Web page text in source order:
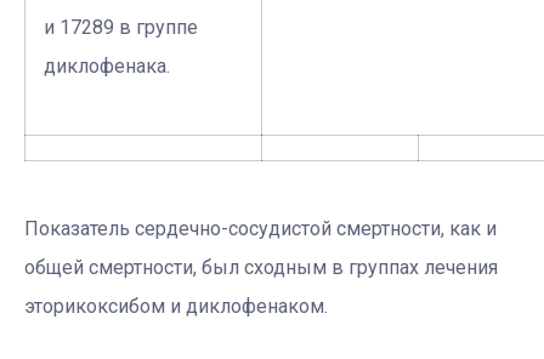
и 17289 в группе
диклофенака.
Показатель сердечно-сосудистой смертности, как и
общей смертности, был сходным в группах лечения
эторикоксибом и диклофенаком.